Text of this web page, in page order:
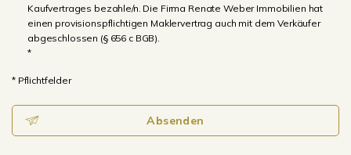
Kaufvertrages bezahle/n. Die Firma Renate Weber Immobilien hat
einen provisionspflichtigen Maklervertrag auch mit dem Verkäufer
abgeschlossen (§ 656 c BGB).
*
* Pflichtfelder
Absenden